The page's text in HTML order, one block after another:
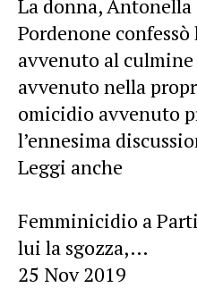
La donna,
Pordenone
avvenuto al
avvenuto nella
omicidio avvenuto
l’ennesima
Leggi anche
Femminicidio a
lui la sgozza,…
25 Nov 2019